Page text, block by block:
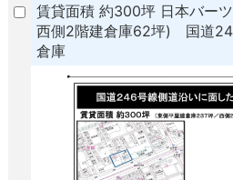
賃貸面積 約300坪 日本バー
西側2階建倉庫62坪) 国道
倉庫